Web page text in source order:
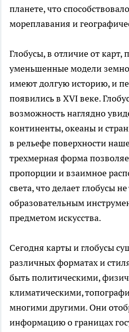
планете, что
мореплавания и
Глобусы, в отличие от карт,
уменьшенные модели
имеют долгую историю, и
появились в XVI веке.
возможность наглядно
континенты, океаны и
в рельефе поверхности
трехмерная форма
пропорции и взаимное
света, что делает глобусы
образовательным
предметом искусства.
Сегодня карты и глобусы
различных форматах и
быть политическими,
климатическими,
многими другими. Они
информацию о границах